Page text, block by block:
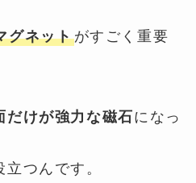
グネットがすごく重要
だけが強力な磁石になっ
つんです。